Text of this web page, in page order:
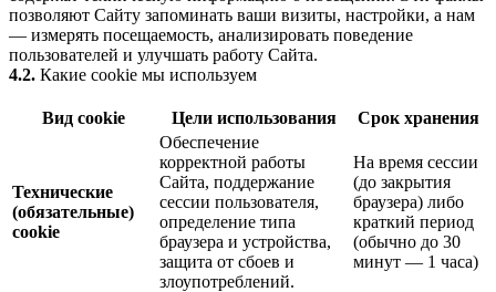
позволяют Сайту запоминать ваши визиты, настройки, а нам
— измерять посещаемость, анализировать поведение
пользователей и улучшать работу Сайта.
4.2. Какие cookie мы используем
Вид cookie Цели использования Срок хранения
Технические
(обязательные)
cookie
Обеспечение
корректной работы
Сайта, поддержание
сессии пользователя,
определение типа
браузера и устройства,
защита от сбоев и
злоупотреблений.
На время сессии
(до закрытия
браузера) либо
краткий период
(обычно до 30
минут — 1 часа)